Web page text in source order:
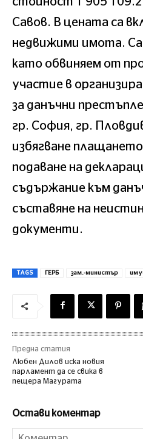
Савов. В цената са
недвижими имота.
като обвиняем от
участие в
за данъчни
гр. София, гр.
избягване
подаване на
съдържание към
съставяне на
документи.
TAGS ГЕРБ зам.-министър
Предна статия
Любен Дилов иска новия
парламент да се свика в
пещера Магурата
Остави коментар